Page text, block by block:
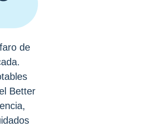
de
Better